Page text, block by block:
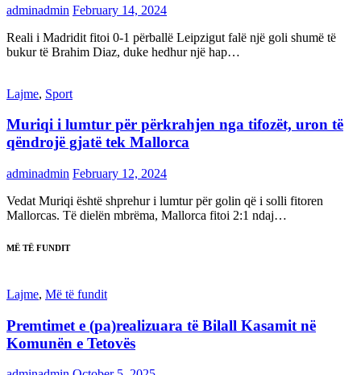
adminadmin February 14, 2024
Reali i Madridit fitoi 0-1 përballë Leipzigut falë një goli shumë të
bukur të Brahim Diaz, duke hedhur një hap…
Lajme, Sport
Muriqi i lumtur për përkrahjen nga tifozët, uron të
qëndrojë gjatë tek Mallorca
adminadmin February 12, 2024
Vedat Muriqi është shprehur i lumtur për golin që i solli fitoren
Mallorcas. Të dielën mbrëma, Mallorca fitoi 2:1 ndaj…
MË TË FUNDIT
Lajme, Më të fundit
Premtimet e (pa)realizuara të Bilall Kasamit në
Komunën e Tetovës